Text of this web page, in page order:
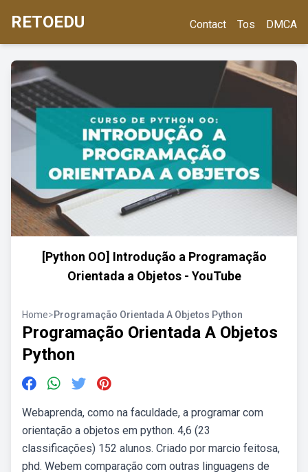
RETOEDU Contact Tos DMCA
[Python OO] Introdução a Programação
Orientada a Objetos - YouTube
Home>Programação Orientada A Objetos Python
Programação Orientada A Objetos
Python
Webaprenda, como na faculdade, a programar com
orientação a objetos em python. 4,6 (23
classificações) 152 alunos. Criado por marcio feitosa,
phd. Webem comparação com outras linguagens de